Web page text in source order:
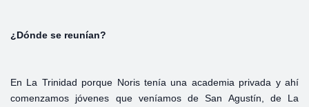
¿Dónde se reunían?
En La Trinidad porque Noris tenía una academia privada y ahí
comenzamos jóvenes que veníamos de San Agustín, de La